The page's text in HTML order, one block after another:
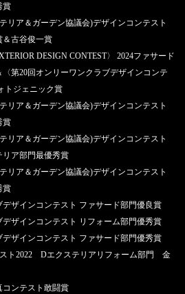
賞
リア＆ガーデン協議会)デザインコンテスト
＆古谷俊一賞
DESIGN CONTEST〉 2024ファサード
第20回オンリーワンクラブデザインコンテ
トジェニック賞
リア＆ガーデン協議会)デザインコンテスト
賞
リア＆ガーデン協議会)デザインコンテスト
リア部門最優秀賞
リア＆ガーデン協議会)デザインコンテスト
賞
ザインコンテスト ファサード部門優良賞
ザインコンテスト リフォーム部門優秀賞
ザインコンテスト ファサード部門優秀賞
ト2022 Dエクステリアリフォーム部門 金
コンテスト敢闘賞